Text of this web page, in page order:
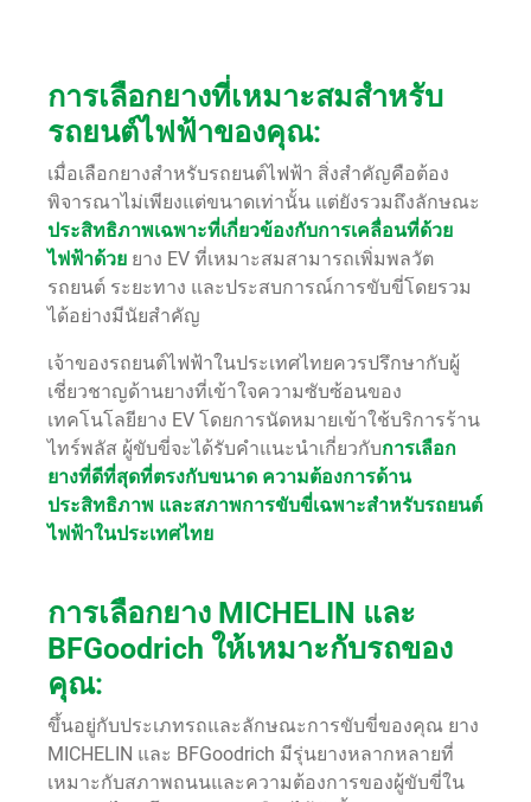
การเลือกยางที่เหมาะสมสำหรับ
รถยนต์ไฟฟ้าของคุณ:
เมื่อเลือกยางสำหรับรถยนต์ไฟฟ้า สิ่งสำคัญคือต้อง
พิจารณาไม่เพียงแต่ขนาดเท่านั้น แต่ยังรวมถึงลักษณะ
ประสิทธิภาพเฉพาะที่เกี่ยวข้องกับการเคลื่อนที่ด้วย
ไฟฟ้าด้วย ยาง EV ที่เหมาะสมสามารถเพิ่มพลวัต
รถยนต์ ระยะทาง และประสบการณ์การขับขี่โดยรวม
ได้อย่างมีนัยสำคัญ
เจ้าของรถยนต์ไฟฟ้าในประเทศไทยควรปรึกษากับผู้
เชี่ยวชาญด้านยางที่เข้าใจความซับซ้อนของ
เทคโนโลยียาง EV โดยการนัดหมายเข้าใช้บริการร้าน
ไทร์พลัส ผู้ขับขี่จะได้รับคำแนะนำเกี่ยวกับการเลือก
ยางที่ดีที่สุดที่ตรงกับขนาด ความต้องการด้าน
ประสิทธิภาพ และสภาพการขับขี่เฉพาะสำหรับรถยนต์
ไฟฟ้าในประเทศไทย
การเลือกยาง MICHELIN และ
BFGoodrich ให้เหมาะกับรถของ
คุณ:
ขึ้นอยู่กับประเภทรถและลักษณะการขับขี่ของคุณ ยาง
MICHELIN และ BFGoodrich มีรุ่นยางหลากหลายที่
เหมาะกับสภาพถนนและความต้องการของผู้ขับขี่ใน